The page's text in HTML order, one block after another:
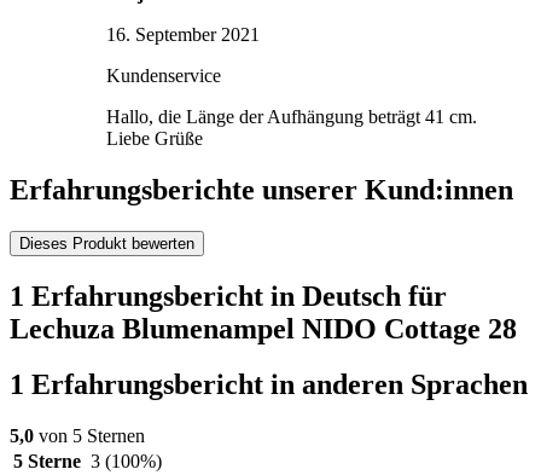
16. September 2021
Kundenservice
Hallo, die Länge der Aufhängung beträgt 41 cm.
Liebe Grüße
Erfahrungsberichte unserer Kund:innen
Dieses Produkt bewerten
1 Erfahrungsbericht in Deutsch für
Lechuza Blumenampel NIDO Cottage 28
1 Erfahrungsbericht in anderen Sprachen
5,0 von 5 Sternen
5 Sterne 3 (100%)